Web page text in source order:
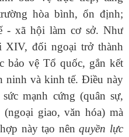
hòa bình, ổn định;
- xã hội làm cơ sở. Như
XIV, đối ngoại trở thành
bảo vệ Tổ quốc, gắn kết
ninh và kinh tế. Điều này
mạnh cứng (quân sự,
giao, văn hóa) mà
này tạo nênquyền lực